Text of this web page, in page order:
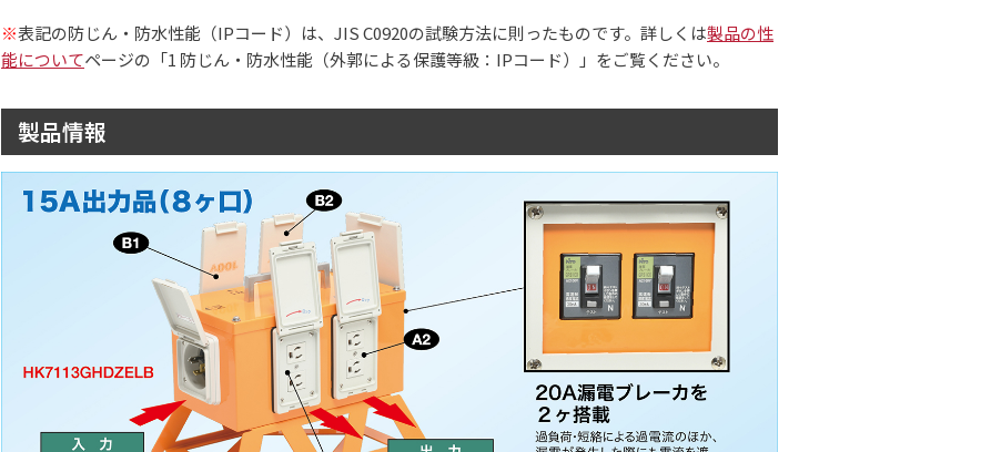
※表記の防じん・防水性能（IPコード）は、JIS C0920の試験方法に則ったものです。詳しくは製品の性
能についてページの「1 防じん・防水性能（外郭による保護等級：IPコード）」をご覧ください。
製品情報